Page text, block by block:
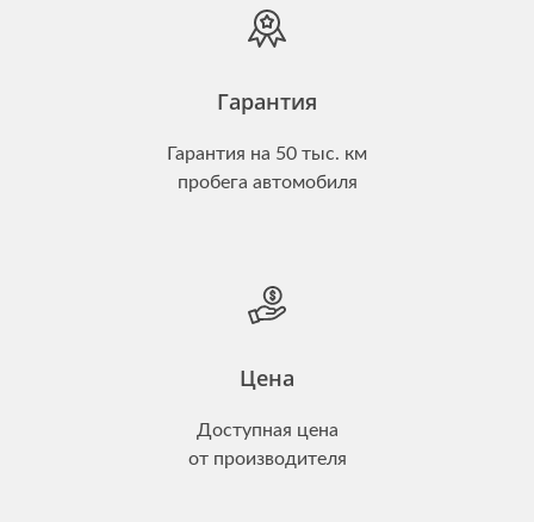
Гарантия
Гарантия на 50 тыс. км
пробега автомобиля
Цена
Доступная цена
от производителя